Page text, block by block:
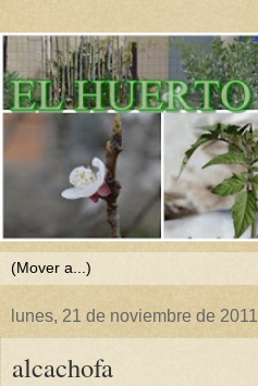
lunes, 21 de noviembre de 2011
alcachofa